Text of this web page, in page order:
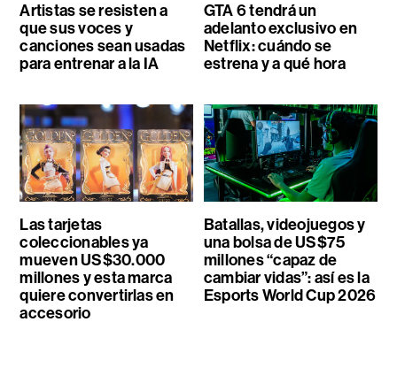
Artistas se resisten a
que sus voces y
canciones sean usadas
para entrenar a la IA
GTA 6 tendrá un
adelanto exclusivo en
Netflix: cuándo se
estrena y a qué hora
Las tarjetas
coleccionables ya
mueven US$30.000
millones y esta marca
quiere convertirlas en
accesorio
Batallas, videojuegos y
una bolsa de US$75
millones “capaz de
cambiar vidas”: así es la
Esports World Cup 2026